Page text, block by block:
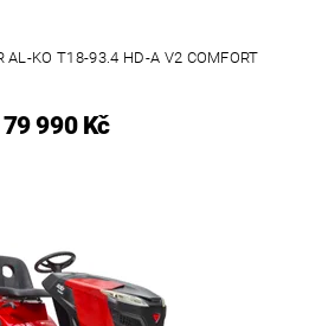
AL-KO T18-93.4 HD-A V2 COMFORT
79 990 Kč